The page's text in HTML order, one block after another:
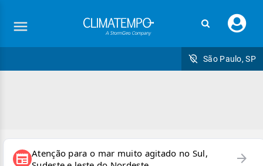
seu
São Paulo, SP
newspaper Atenção para o mar muito agitado no Sul,
arrow_forward